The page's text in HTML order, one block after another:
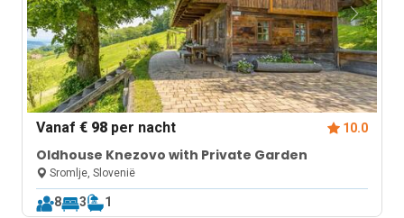
Vanaf€ 98 per nacht 10.0
Oldhouse Knezovo with Private Garden
Sromlje, Slovenië
8 3 1